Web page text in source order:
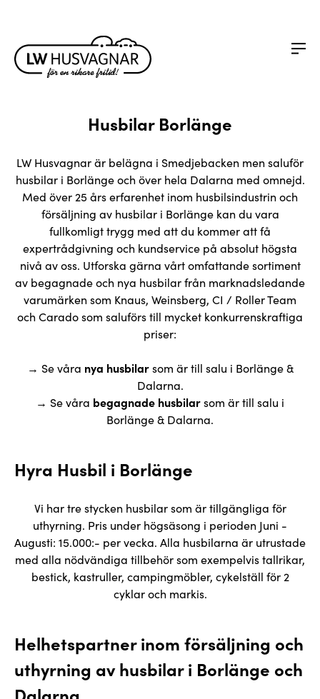
Husbilar Borlänge
LW Husvagnar är belägna i Smedjebacken men saluför
husbilar i Borlänge och över hela Dalarna med omnejd.
Med över 25 års erfarenhet inom husbilsindustrin och
försäljning av husbilar i Borlänge kan du vara
fullkomligt trygg med att du kommer att få
expertrådgivning och kundservice på absolut högsta
nivå av oss. Utforska gärna vårt omfattande sortiment
av begagnade och nya husbilar från marknadsledande
varumärken som Knaus, Weinsberg, CI / Roller Team
och Carado som saluförs till mycket konkurrenskraftiga
priser:
→ Se våra nya husbilarsom är till salu i Borlänge &
Dalarna.
→ Se våra begagnade husbilarsom är till salu i
Borlänge & Dalarna.
Hyra Husbil i Borlänge
Vi har tre stycken husbilar som är tillgängliga för
uthyrning. Pris under högsäsong i perioden Juni -
Augusti: 15.000:- per vecka. Alla husbilarna är utrustade
med alla nödvändiga tillbehör som exempelvis tallrikar,
bestick, kastruller, campingmöbler, cykelställ för 2
cyklar och markis.
Helhetspartner inom försäljning och
uthyrning av husbilar i Borlänge och